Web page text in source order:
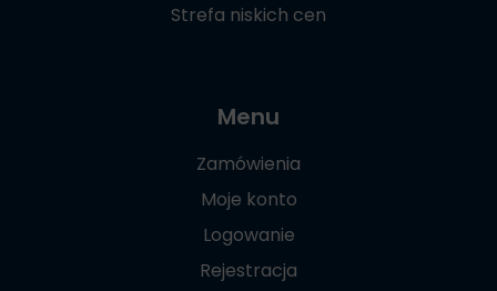
Strefa niskich cen
Menu
Zamówienia
Moje konto
Logowanie
Rejestracja